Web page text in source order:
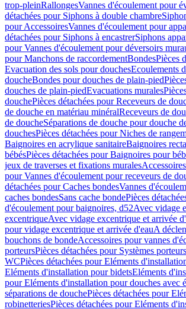
trop-pleinRallongesVannes d'écoulement pour
détachées pour Siphons à double chambre
pour AccessoiresVannes d'écoulement pour
détachées pour Siphons à encastrerSiphons
pour Vannes d'écoulement pour déversoirs
pour Manchons de raccordementBondesPièces
Evacuation des sols pour douchesEcoulements
doucheBondes pour douches de plain-pied
douches de plain-piedEvacuations murales
douchePièces détachées pour Receveurs de
de douche en matériau minéralReceveurs de
de doucheSéparations de douche pour douche
douchesPièces détachées pour Niches de
Baignoires en acrylique sanitaireBaignoires
bébésPièces détachées pour Baignoires pour
jeux de traverses et fixations muralesAccessoires
pour Vannes d'écoulement pour receveurs de
détachées pour Caches bondesVannes
caches bondesSans cache bondePièces
d'écoulement pour baignoires, d52Avec vidage
excentriqueAvec vidage excentrique et arrivée
pour vidage excentrique et arrivée d'eauA
bouchons de bondeAccessoires pour vannes
porteursPièces détachées pour Systèmes porteurs
WCPièces détachées pour Eléments
Eléments d'installation pour bidetsEléments
pour Eléments d'installation pour douches avec
séparations de douchePièces détachées pour
robinetteriesPièces détachées pour Eléments